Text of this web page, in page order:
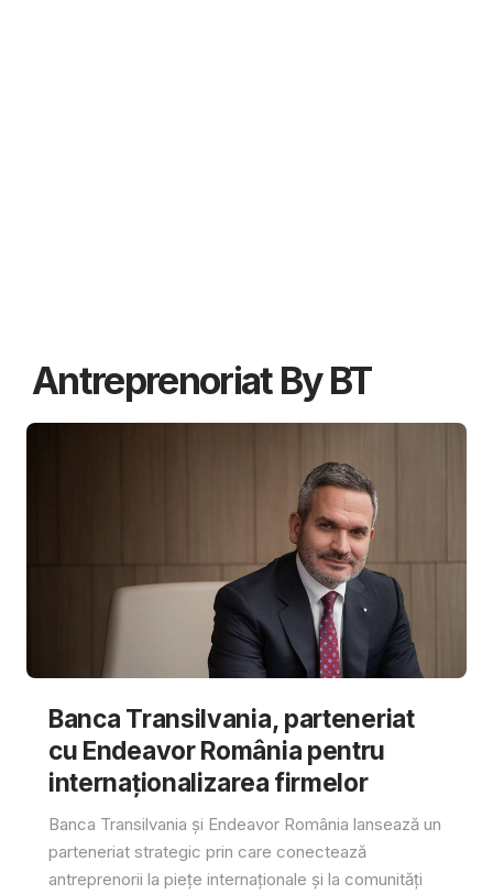
Antreprenoriat By BT
Banca Transilvania, parteneriat
cu Endeavor România pentru
internaționalizarea firmelor
Banca Transilvania și Endeavor România lansează un
parteneriat strategic prin care conectează
antreprenorii la piețe internaționale și la comunități